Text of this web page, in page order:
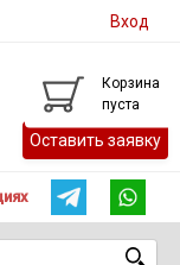
Вход
Корзина
пуста
Оставить заявку